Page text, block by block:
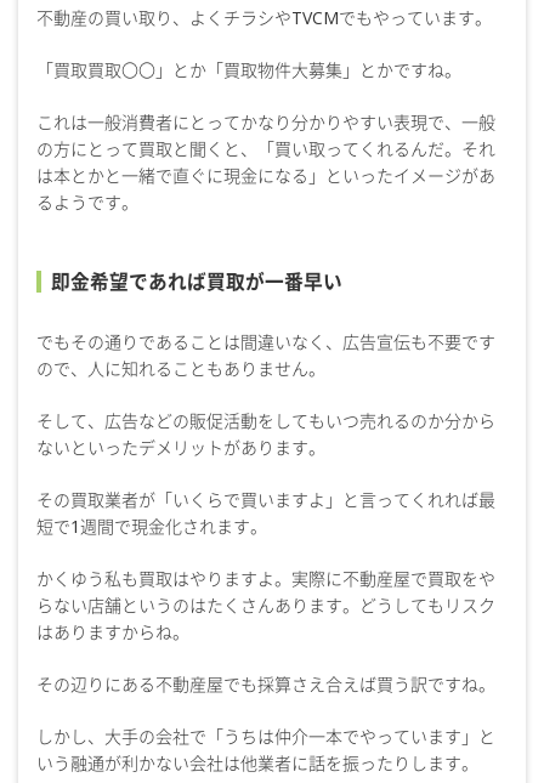
不動産の買い取り、よくチラシやTVCMでもやっています。
「買取買取〇〇」とか「買取物件大募集」とかですね。
これは一般消費者にとってかなり分かりやすい表現で、一般
の方にとって買取と聞くと、「買い取ってくれるんだ。それ
は本とかと一緒で直ぐに現金になる」といったイメージがあ
るようです。
即金希望であれば買取が一番早い
でもその通りであることは間違いなく、広告宣伝も不要です
ので、人に知れることもありません。
そして、広告などの販促活動をしてもいつ売れるのか分から
ないといったデメリットがあります。
その買取業者が「いくらで買いますよ」と言ってくれれば最
短で1週間で現金化されます。
かくゆう私も買取はやりますよ。実際に不動産屋で買取をや
らない店舗というのはたくさんあります。どうしてもリスク
はありますからね。
その辺りにある不動産屋でも採算さえ合えば買う訳ですね。
しかし、大手の会社で「うちは仲介一本でやっています」と
いう融通が利かない会社は他業者に話を振ったりします。